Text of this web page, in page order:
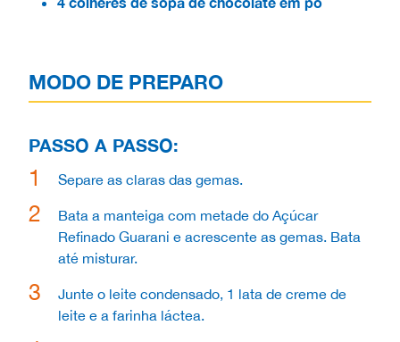
MODO DE PREPARO
PASSO A PASSO:
Separe as claras das gemas.
Bata a manteiga com metade do Açúcar
Refinado Guarani e acrescente as gemas. Bata
até misturar.
Junte o leite condensado, 1 lata de creme de
leite e a farinha láctea.